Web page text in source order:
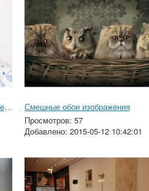
Картинки прикольные дети скачать бесплатно
Смешные обои изображения
Просмотров: 57
Добавлено: 2015-05-12 10:42:01